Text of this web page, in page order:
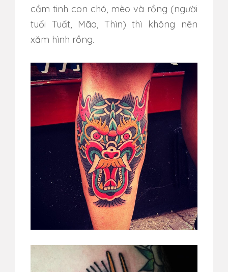
cầm tinh con chó, mèo và rồng (người
tuổi Tuất, Mão, Thìn) thì không nên
xăm hình rồng.